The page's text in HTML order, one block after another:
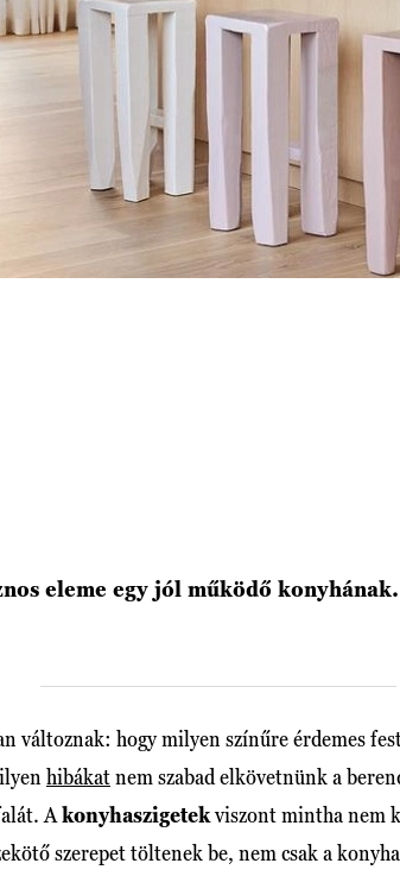
eleme egy jól működő
változnak: hogy milyen színűre érdemes
hibákatnem szabad elkövetnünk a
Akonyhaszigetekviszont mintha nem
szerepet töltenek be, nem csak a konyha